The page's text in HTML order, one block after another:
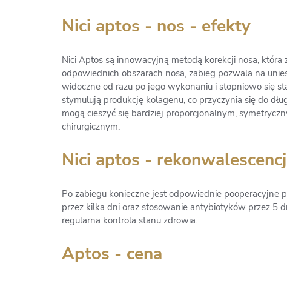
Nici aptos - nos - efekty
Nici Aptos są innowacyjną metodą korekcji nosa,
odpowiednich obszarach nosa, zabieg pozwala na
widoczne od razu po jego wykonaniu i stopniowo się
stymulują produkcję kolagenu, co przyczynia się do
mogą cieszyć się bardziej proporcjonalnym,
chirurgicznym.
Nici aptos -
Po zabiegu konieczne jest odpowiednie pooperacyjne
przez kilka dni oraz stosowanie antybiotyków przez 5
regularna kontrola stanu zdrowia.
Aptos - cena